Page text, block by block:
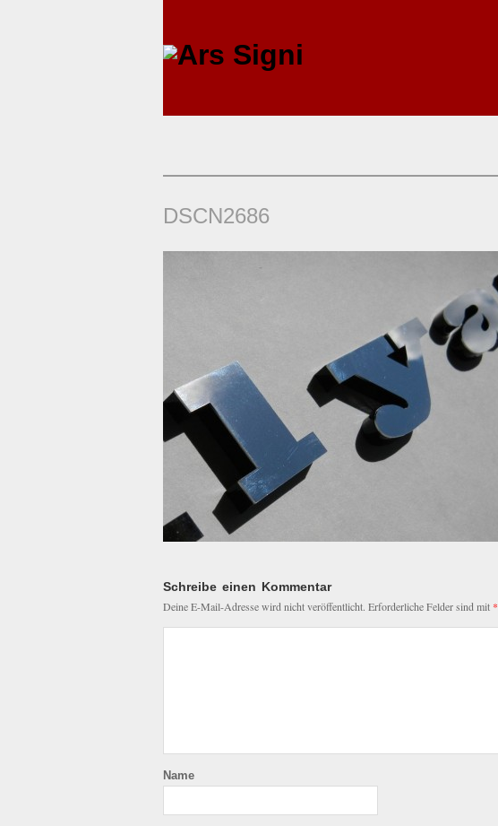
DSCN2686
Schreibe einen Kommentar
Deine E-Mail-Adresse wird nicht veröffentlicht. Erforderliche Felder sind mit *
Name